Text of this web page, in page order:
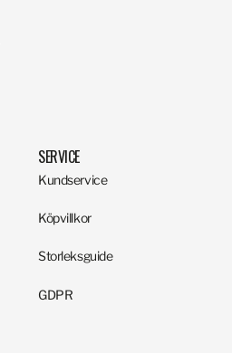
SERVICE
Kundservice
Köpvillkor
Storleksguide
GDPR